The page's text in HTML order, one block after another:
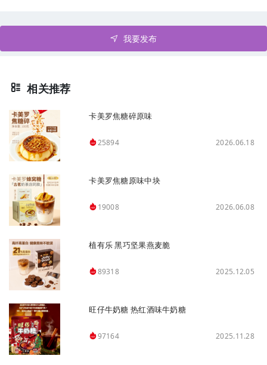
我要发布
相关推荐
卡美罗焦糖碎原味
25894 2026.06.18
卡美罗焦糖原味中块
19008 2026.06.08
植有乐 黑巧坚果燕麦脆
89318 2025.12.05
旺仔牛奶糖 热红酒味牛奶糖
97164 2025.11.28